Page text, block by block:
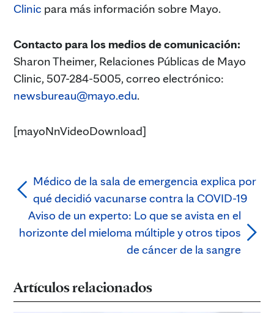
Clinic para más información sobre Mayo.
Contacto para los medios de comunicación:
Sharon Theimer, Relaciones Públicas de Mayo
Clinic, 507-284-5005, correo electrónico:
newsbureau@mayo.edu.
[mayoNnVideoDownload]
Médico de la sala de emergencia explica por
qué decidió vacunarse contra la COVID-19
Aviso de un experto: Lo que se avista en el
horizonte del mieloma múltiple y otros tipos
de cáncer de la sangre
Artículos relacionados